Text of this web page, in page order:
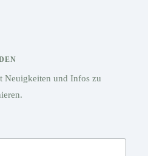
Neuigkeiten und Infos zu